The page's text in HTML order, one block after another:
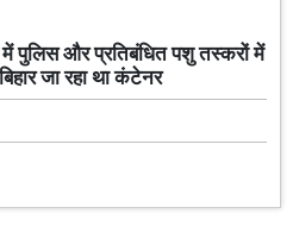
और प्रतिबंधित पशु तस्करों में
जा रहा था कंटेनर